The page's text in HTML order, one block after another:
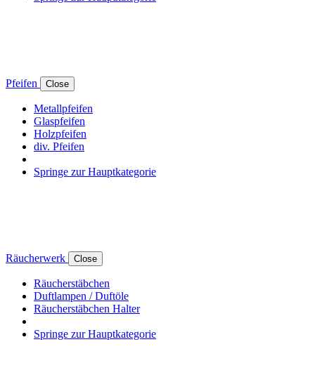
Pfeifen Close
Metallpfeifen
Glaspfeifen
Holzpfeifen
div. Pfeifen
Springe zur Hauptkategorie
Räucherwerk Close
Räucherstäbchen
Duftlampen / Duftöle
Räucherstäbchen Halter
Springe zur Hauptkategorie